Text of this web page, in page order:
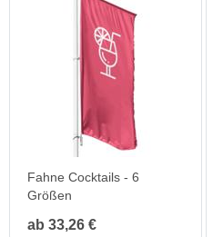
Fahne Cocktails - 6
Größen
ab 33,26 €